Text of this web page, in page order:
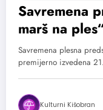
Savremena
marš na
avgusta
Savremena plesna
premijerno izvedena
Kulturni Kišobran